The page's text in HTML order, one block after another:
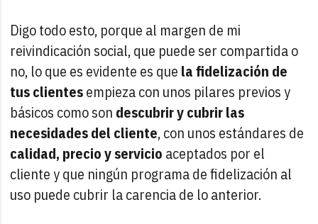
Digo todo esto, porque al margen de mi
reivindicación social, que puede ser compartida o
no, lo que es evidente es que la fidelización de
tus clientesempieza con unos pilares previos y
básicos como son descubrir y cubrir las
necesidades del cliente, con unos estándares de
calidad, precio y servicio aceptados por el
cliente y que ningún programa de fidelización al
uso puede cubrir la carencia de lo anterior.